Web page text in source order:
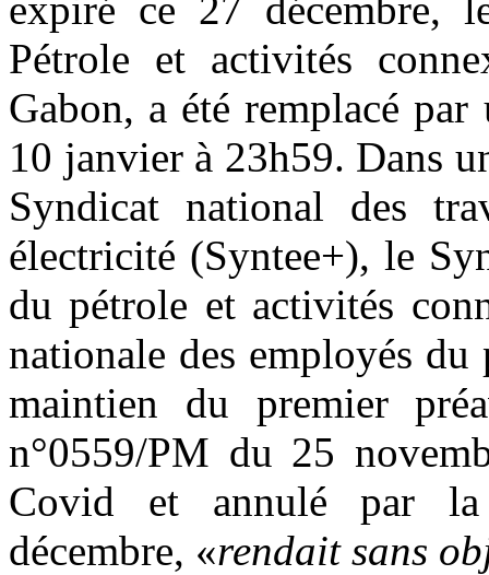
Pétrole et activités
Gabon, a été remplacé
10 janvier à 23h59. Dans
Syndicat national des
électricité (Syntee+), le
du pétrole et activités
nationale des employés
maintien du premier
n°0559/PM du 25
Covid et annulé par
décembre, «rendait sans